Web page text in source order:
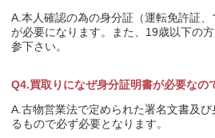
A.本人確認の為の身分証（運転免許証、
が必要になります。また、19歳以下の
参下さい。
Q4.買取りになぜ身分証明書が必要なの
A.古物営業法で定められた署名文書及
るもので必ず必要となります。